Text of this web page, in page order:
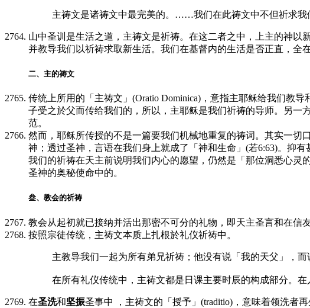
主祷文是诸祷文中最完美的。……我们在此祷文中不但祈求我
山中圣训是生活之道，主祷文是祈祷。在这二者之中，上主的神以
并教导我们以祈祷求取新生活。我们在基督内的生活是否正直，全
二、主的祷文
传统上所用的「主祷文」(Oratio Dominica)，意指主耶稣给我们教
子受之於父而传给我们的，所以，主耶稣是我们祈祷的导师。另
范。
然而，耶稣所传授的不是一篇要我们机械地重复的祷词。其实一
神；透过圣神，言语在我们身上就成了「神和生命」(若6:63)。抑
我们的祈祷在天主前说明我们内心的愿望，仍然是「那位洞悉心灵
圣神的奥秘使命中的。
叁、教会的祈祷
教会从起初就已接纳并活出那密不可分的礼物，即天主圣言和在信
按照宗徒传统，主祷文本质上扎根於礼仪祈祷中。
主教导我们一起为所有弟兄祈祷；他没有说「我的天父」，
在所有礼仪传统中，主祷文都是日课主要时辰的构成部分。
在圣洗和坚振圣事中 ，主祷文的「授予」(traditio)，意味着领洗者